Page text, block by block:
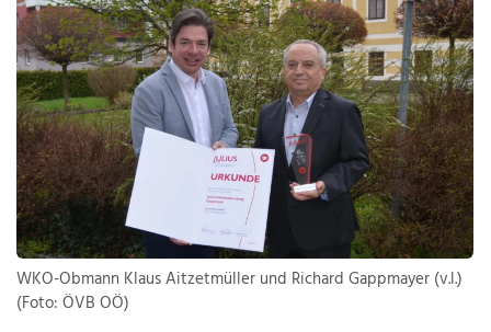
WKO-Obmann Klaus Aitzetmüller und Richard Gappmayer (v.l.)
(Foto: ÖVB OÖ)